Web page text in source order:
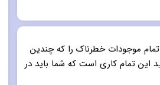
موجودات خطرناک را که چندین
این تمام کاری است که شما باید در